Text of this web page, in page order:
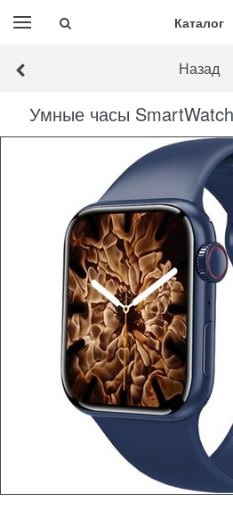
Каталог
Назад
Умные часы